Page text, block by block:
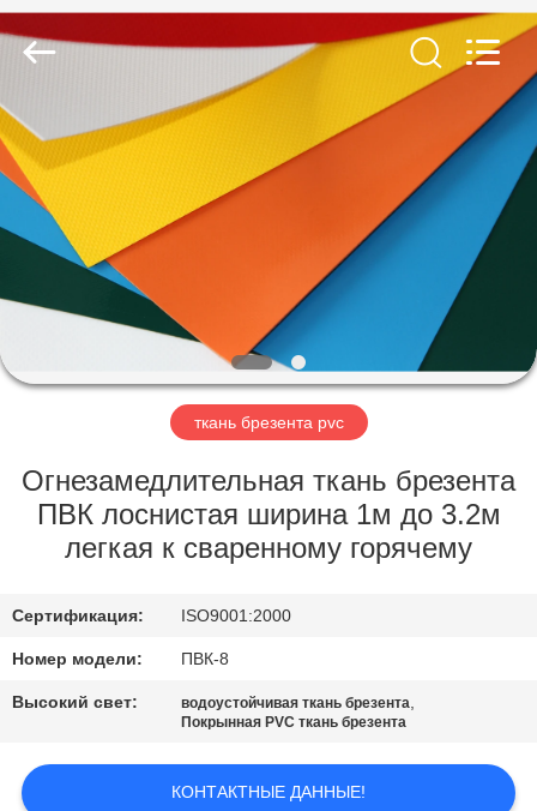
ДОМ
ПРОДУКТЫ
НАС
ПУТЕШЕСТВИЕ
ПРОВЕРКА
КАЧЕСТВА
СВЯЖИТЕСЬ
МЫ
САЙТА
Silk
Road
Enterprise
Management
All
Rights
Reserved.
ткань брезента pvc
Огнезамедлительная ткань брезента
ПВК лоснистая ширина 1м до 3.2м
легкая к сваренному горячему
Сертификация: ISO9001:2000
Номер модели: ПВК-8
Высокий свет: водоустойчивая ткань брезента,
Покрынная PVC ткань брезента
КОНТАКТНЫЕ ДАННЫЕ!